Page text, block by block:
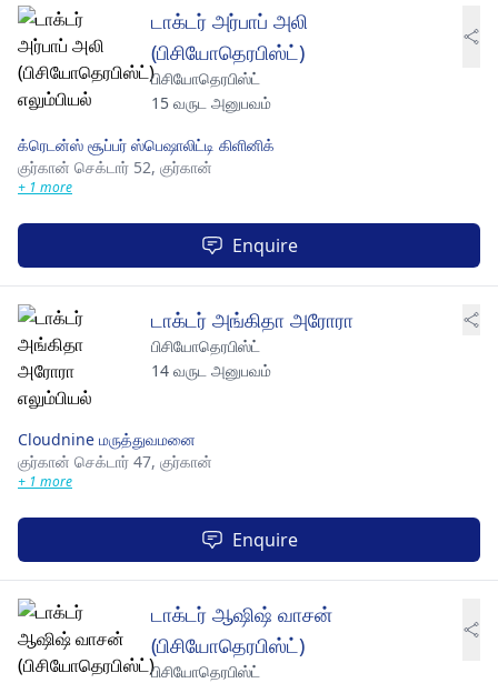
டாக்டர் அர்பாப் அலி
(பிசியோதெரபிஸ்ட்)
பிசியோதெரபிஸ்ட்
15 வருட அனுபவம்
க்ரெடன்ஸ் சூப்பர் ஸ்பெஷாலிட்டி கிளினிக்
குர்கான் செக்டார் 52, குர்கான்
+ 1 more
Enquire
டாக்டர் அங்கிதா அரோரா
பிசியோதெரபிஸ்ட்
14 வருட அனுபவம்
Cloudnine மருத்துவமனை
குர்கான் செக்டார் 47, குர்கான்
+ 1 more
Enquire
டாக்டர் ஆஷிஷ் வாசன்
(பிசியோதெரபிஸ்ட்)
பிசியோதெரபிஸ்ட்